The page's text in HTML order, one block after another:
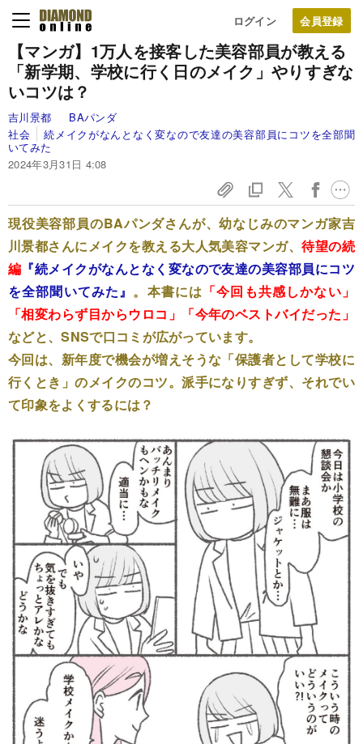
ログイン
【マンガ】1万人を接客した美容部員が教える
「新学期、学校に行く日のメイク」やりすぎな
いコツは？
吉川景都
BAパンダ
社会
続メイクがなんとなく変なので友達の美容部員にコツを全部聞
いてみた
2024年3月31日 4:08
現役美容部員のBAパンダさんが、幼なじみのマンガ家吉
川景都さんにメイクを教える大人気美容マンガ、待望の続
編 『続メイクがなんとなく変なので友達の美容部員にコツ
を全部聞いてみた』 。本書には 「今回も共感しかない」
「相変わらず目からウロコ」「今年のベストバイだった」
などと、SNSで口コミが広がっています。
今回は、新年度で機会が増えそうな「保護者として学校に
行くとき」のメイクのコツ。派手になりすぎず、それでい
て印象をよくするには？